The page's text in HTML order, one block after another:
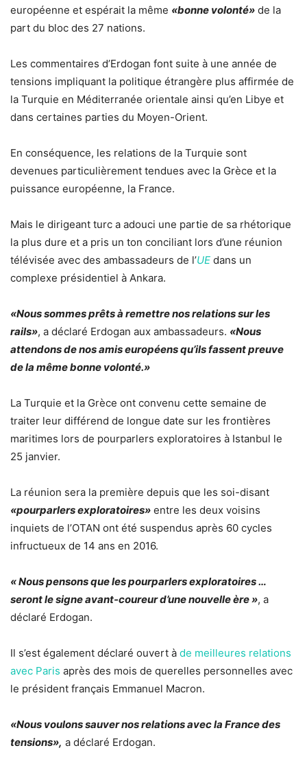
européenne et espérait la même «bonne volonté» de la
part du bloc des 27 nations.
Les commentaires d’Erdogan font suite à une année de
tensions impliquant la politique étrangère plus affirmée de
la Turquie en Méditerranée orientale ainsi qu’en Libye et
dans certaines parties du Moyen-Orient.
En conséquence, les relations de la Turquie sont
devenues particulièrement tendues avec la Grèce et la
puissance européenne, la France.
Mais le dirigeant turc a adouci une partie de sa rhétorique
la plus dure et a pris un ton conciliant lors d’une réunion
télévisée avec des ambassadeurs de l’UE dans un
complexe présidentiel à Ankara.
«Nous sommes prêts à remettre nos relations sur les
rails», a déclaré Erdogan aux ambassadeurs. «Nous
attendons de nos amis européens qu’ils fassent preuve
de la même bonne volonté.»
La Turquie et la Grèce ont convenu cette semaine de
traiter leur différend de longue date sur les frontières
maritimes lors de pourparlers exploratoires à Istanbul le
25 janvier.
La réunion sera la première depuis que les soi-disant
«pourparlers exploratoires» entre les deux voisins
inquiets de l’OTAN ont été suspendus après 60 cycles
infructueux de 14 ans en 2016.
« Nous pensons que les pourparlers exploratoires …
seront le signe avant-coureur d’une nouvelle ère », a
déclaré Erdogan.
Il s’est également déclaré ouvert à de meilleures relations
avec Paris après des mois de querelles personnelles avec
le président français Emmanuel Macron.
«Nous voulons sauver nos relations avec la France des
tensions», a déclaré Erdogan.